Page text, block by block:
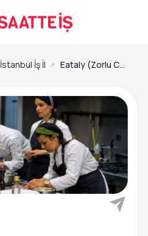
İstanbul İş İlanları Eataly (Zorlu Center)-Mutfak Komi